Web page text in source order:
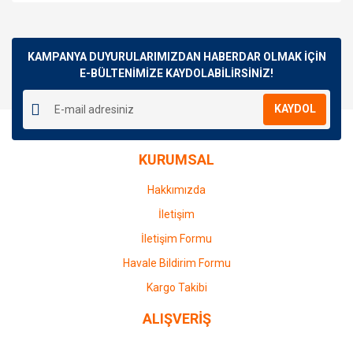
Yorum Yaz
kullanarak tarafımıza iletebilirsiniz.
Görüş ve önerileriniz için teşekkür ederiz.
Ürün resmi kalitesiz, bozuk veya görüntülenemiyor.
Ürün açıklamasında eksik bilgiler bulunuyor.
Ürün bilgilerinde hatalar bulunuyor.
Ürün fiyatı diğer sitelerden daha pahalı.
Gönder
KAMPANYA DUYURULARIMIZDAN HABERDAR OLMAK İÇİN
E-BÜLTENİMİZE KAYDOLABİLİRSİNİZ!
KAYDOL
KURUMSAL
Hakkımızda
İletişim
İletişim Formu
Havale Bildirim Formu
Kargo Takibi
ALIŞVERİŞ